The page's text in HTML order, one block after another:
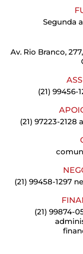
Segunda
Av. Rio Branco,
(21) 99456-
(21) 97223-2128
(21) 99458-1297
(21) 99874-